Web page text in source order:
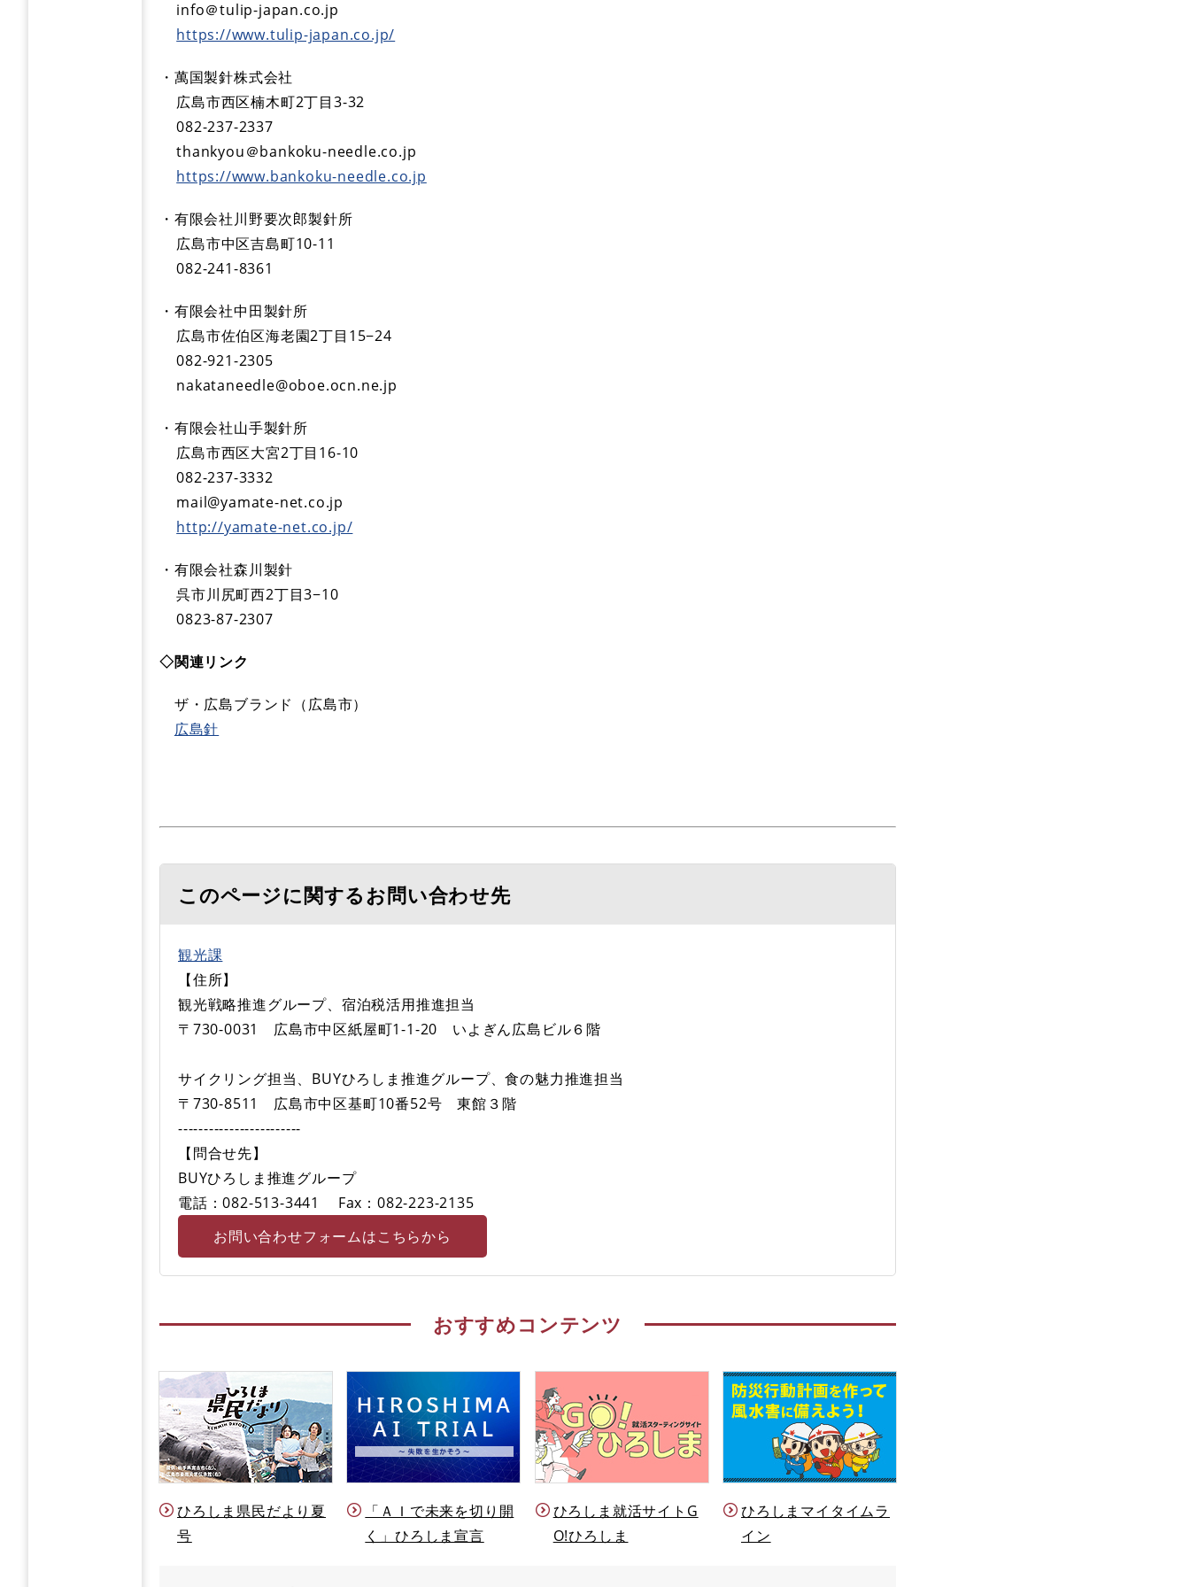
info＠tulip-japan.co.jp
https://www.tulip-japan.co.jp/
・萬国製針株式会社
広島市西区楠木町2丁目3-32
082-237-2337
thankyou＠bankoku-needle.co.jp
https://www.bankoku-needle.co.jp
・有限会社川野要次郎製針所
広島市中区吉島町10-11
082-241-8361
・有限会社中田製針所
広島市佐伯区海老園2丁目15−24
082-921-2305
nakataneedle@oboe.ocn.ne.jp
・有限会社山手製針所
広島市西区大宮2丁目16-10
082-237-3332
mail@yamate-net.co.jp
http://yamate-net.co.jp/
・有限会社森川製針
呉市川尻町西2丁目3−10
0823-87-2307​
◇関連リンク
ザ・広島ブランド（広島市）
広島針
このページに関するお問い合わせ先
観光課
【住所】
観光戦略推進グループ、宿泊税活用推進担当
〒730-0031 広島市中区紙屋町1-1-20 いよぎん広島ビル６階
サイクリング担当、BUYひろしま推進グループ、食の魅力推進担当
〒730-8511 広島市中区基町10番52号 東館３階
------------------------
【問合せ先】
BUYひろしま推進グループ
電話：082-513-3441
Fax：082-223-2135
お問い合わせフォームはこちらから
おすすめコンテンツ
ひろしま県民だより夏
号
「ＡＩで未来を切り開
く」ひろしま宣言
ひろしま就活サイトG
O!ひろしま
ひろしまマイタイムラ
イン